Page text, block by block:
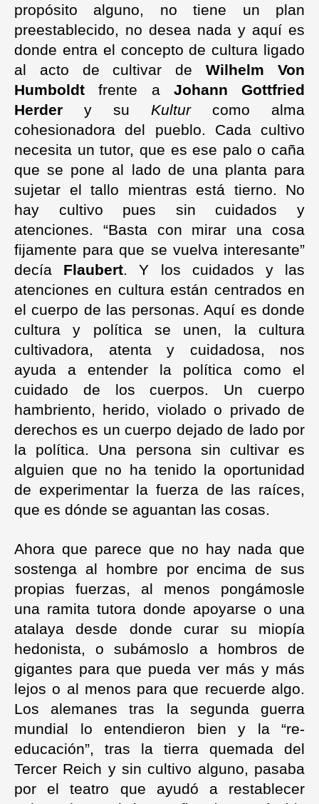
propósito alguno, no tiene un plan
preestablecido, no desea nada y aquí es
donde entra el concepto de cultura ligado
al acto de cultivar deWilhelm Von
Humboldt frente a Johann Gottfried
Herder y su Kulturcomo alma
cohesionadora del pueblo. Cada cultivo
necesita un tutor, que es ese palo o caña
que se pone al lado de una planta para
sujetar el tallo mientras está tierno. No
hay cultivo pues sin cuidados y
atenciones. “Basta con mirar una cosa
fijamente para que se vuelva interesante”
decía Flaubert. Y los cuidados y las
atenciones en cultura están centrados en
el cuerpo de las personas. Aquí es donde
cultura y política se unen, la cultura
cultivadora, atenta y cuidadosa, nos
ayuda a entender la política como el
cuidado de los cuerpos. Un cuerpo
hambriento, herido, violado o privado de
derechos es un cuerpo dejado de lado por
la política. Una persona sin cultivar es
alguien que no ha tenido la oportunidad
de experimentar la fuerza de las raíces,
que es dónde se aguantan las cosas.
Ahora que parece que no hay nada que
sostenga al hombre por encima de sus
propias fuerzas, al menos pongámosle
una ramita tutora donde apoyarse o una
atalaya desde donde curar su miopía
hedonista, o subámoslo a hombros de
gigantes para que pueda ver más y más
lejos o al menos para que recuerde algo.
Los alemanes tras la segunda guerra
mundial lo entendieron bien y la “re-
educación”, tras la tierra quemada del
Tercer Reich y sin cultivo alguno, pasaba
por el teatro que ayudó a restablecer